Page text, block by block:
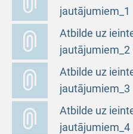
jautājumiem_1
Atbilde uz
jautājumiem_2
Atbilde uz
jautājumiem_3
Atbilde uz
jautājumiem_4